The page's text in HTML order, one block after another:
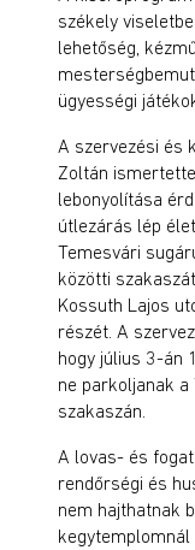
székely
lehetőség,
ügyességi
A szervezési és
Zoltán
lebonyolítása
útlezárás lép
Temesvári
közötti
Kossuth Lajos
részét. A
hogy július 3-án
ne parkoljanak
szakaszán.
A lovas- és
rendőrségi és
nem hajthatnak